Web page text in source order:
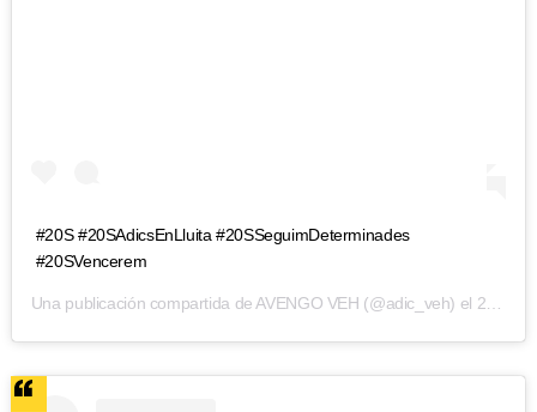
#20S #20SAdicsEnLluita #20SSeguimDeterminades
#20SVencerem
Una publicación compartida de AVENGO VEH (@adic_veh) el 21 Sep, 2018 a laso 3:13 PDT